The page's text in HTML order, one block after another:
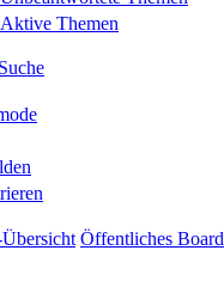
Aktive Themen
Suche
Öffentliches Board